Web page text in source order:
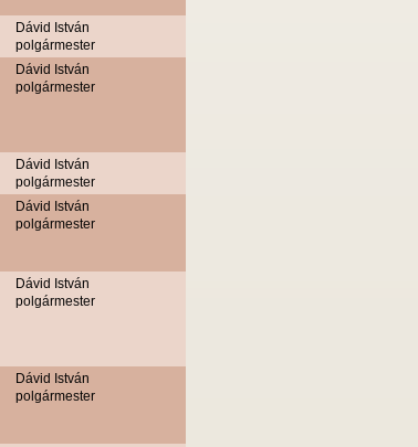
Dávid István
polgármester
Dávid István
polgármester
Dávid István
polgármester
Dávid István
polgármester
Dávid István
polgármester
Dávid István
polgármester